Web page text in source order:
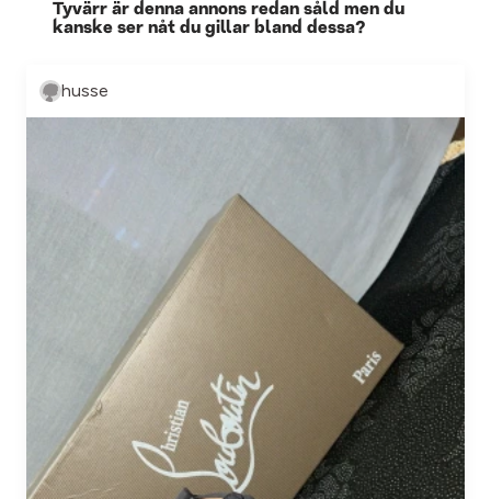
Tyvärr är denna annons redan såld men du
kanske ser nåt du gillar bland dessa?
husse